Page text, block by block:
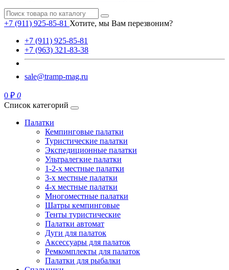
+7 (911) 925-85-81 Хотите, мы Вам перезвоним?
+7 (911) 925-85-81
+7 (963) 321-83-38
sale@tramp-mag.ru
0 ₽ 0
Список категорий
Палатки
Кемпинговые палатки
Туристические палатки
Экспедиционные палатки
Ультралегкие палатки
1-2-x местные палатки
3-х местные палатки
4-х местные палатки
Многоместные палатки
Шатры кемпинговые
Тенты туристические
Палатки автомат
Дуги для палаток
Аксессуары для палаток
Ремкомплекты для палаток
Палатки для рыбалки